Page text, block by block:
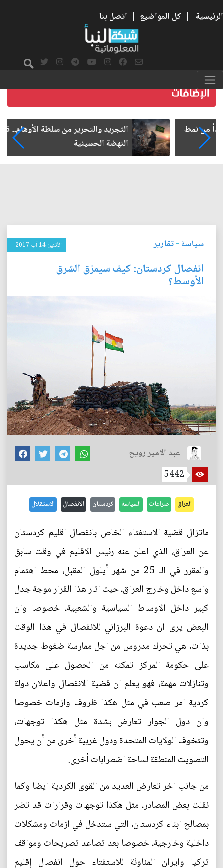
الرئيسية | كل المواضيع | اتصل بنا
التجريد والتحرير من سلطة الأوهام.. قراءة في وعي
النهضة الحسينية
سياسة-تقارير الأثنين 14 آب 2017
انفصال كردستان: كيف سيمزق الشرق
الأوسط؟
عبد الامير رويح
5442
العراق صراعات السياسة كردستان الانفصال الاستقلال
ماتزال قضية الاستفتاء الخاص بانفصال اقليم كردستان
عن العراق، الذي اعلن عنه رئيس الاقليم في وقت سابق
والمقرر في الـ 25 من شهر أيلول المقبل، محط اهتمام
واسع داخل وخارج العراق، حيث اثار هذا القرار موجة جدل
كبير داخل الاوساط السياسية والشعبية، خصوصا وان
البعض يرى ان دعوة البرزاني للانفصال في هذا الوقت
بذات، هي تحرك مدروس من اجل ممارسة ضغوط جديدة
على حكومة المركز تمكنه من الحصول على مكاسب
وتنازلات مهمة، فهو يعلم ان قضية الانفصال واعلان دولة
كردية امر صعب في مثل هكذا ظروف وازمات خصوصا
وان دول الجوار تعارض بشدة مثل هكذا توجهات،
وتتخوف الولايات المتحدة ودول غربية أخرى من أن يحول
التصويت المنطقة لساحة اضطرابات أخرى.
من جانب اخر تعارض العديد من القوى الكردية ايضا وكما
نقلت بعض المصادر، مثل هكذا توجهات وقرارات قد تضر
بمصالح ابناء كردستان، التي ستدخل في ازمات ومشكلات
داخلية وخارجية، خصوصا بعد تصاعد تصريحات ومواقف
تركيا وايران المناوئة للاستفتاء حول انفصال إقليم